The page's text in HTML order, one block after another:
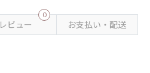
レビュー
0
お支払い・配送